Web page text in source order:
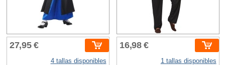
27,95 €
4 tallas disponibles
16,98 €
1 tallas disponibles